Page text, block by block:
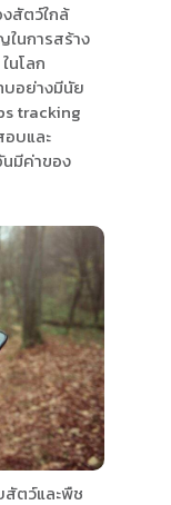
สัตว์ใกล้
นการสร้าง
นโลก
อย่างมีนัย
tracking
บและ
มีค่าของ
ตว์และพืช